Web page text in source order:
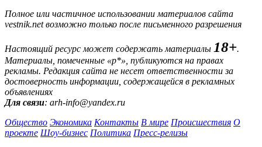
Полное или частичное использовании материалов сайта
vestnik.net возможно только после письменного разрешения
Настоящий ресурс может содержать материалы 18+.
Материалы, помеченные «р*», публикуются на правах
рекламы. Редакция сайта не несет ответственности за
достоверность информации, содержащейся в рекламных
объявлениях
Для связи: arh-info@yandex.ru
Общество Экономика Контакты В мире Происшествия О
проекте Шоу-бизнес Политика Пресс-релизы